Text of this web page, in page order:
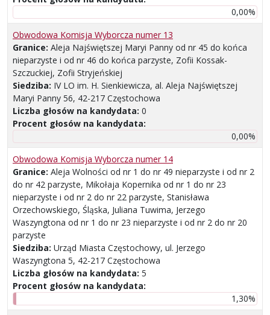
0,00%
Obwodowa Komisja Wyborcza numer 13
Granice: Aleja Najświętszej Maryi Panny od nr 45 do końca
nieparzyste i od nr 46 do końca parzyste, Zofii Kossak-
Szczuckiej, Zofii Stryjeńskiej
Siedziba: IV LO im. H. Sienkiewicza, al. Aleja Najświętszej
Maryi Panny 56, 42-217 Częstochowa
Liczba głosów na kandydata: 0
Procent głosów na kandydata:
0,00%
Obwodowa Komisja Wyborcza numer 14
Granice: Aleja Wolności od nr 1 do nr 49 nieparzyste i od nr 2
do nr 42 parzyste, Mikołaja Kopernika od nr 1 do nr 23
nieparzyste i od nr 2 do nr 22 parzyste, Stanisława
Orzechowskiego, Śląska, Juliana Tuwima, Jerzego
Waszyngtona od nr 1 do nr 23 nieparzyste i od nr 2 do nr 20
parzyste
Siedziba: Urząd Miasta Częstochowy, ul. Jerzego
Waszyngtona 5, 42-217 Częstochowa
Liczba głosów na kandydata: 5
Procent głosów na kandydata:
1,30%